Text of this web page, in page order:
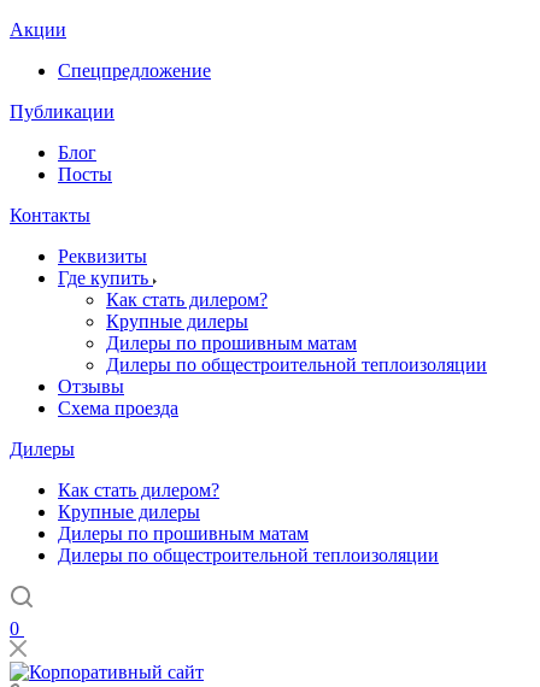
Акции
Спецпредложение
Публикации
Блог
Посты
Контакты
Реквизиты
Где купить
Как стать дилером?
Крупные дилеры
Дилеры по прошивным матам
Дилеры по общестроительной теплоизоляции
Отзывы
Схема проезда
Дилеры
Как стать дилером?
Крупные дилеры
Дилеры по прошивным матам
Дилеры по общестроительной теплоизоляции
0